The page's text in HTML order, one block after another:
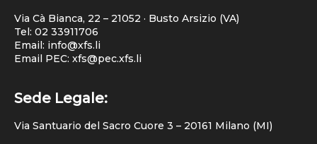
Via Cà Bianca, 22 – 21052 · Busto Arsizio (VA)
Tel: 02 33911706
Email: info@xfs.li
Email PEC: xfs@pec.xfs.li
Sede Legale:
Via Santuario del Sacro Cuore 3 – 20161 Milano (MI)